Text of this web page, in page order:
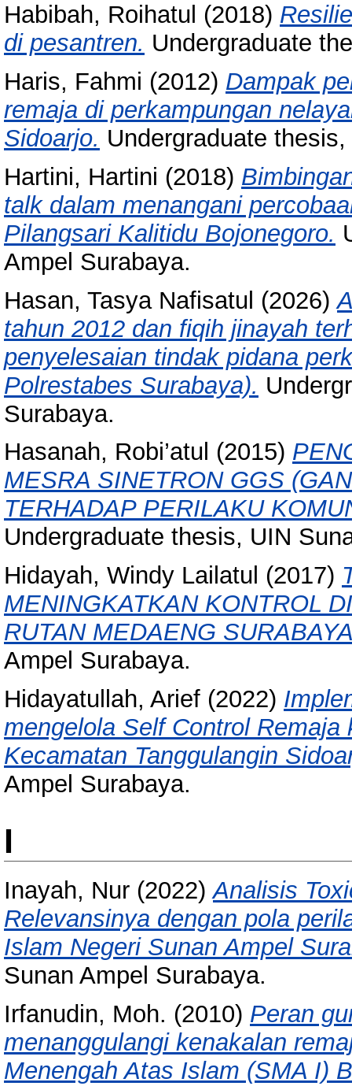
Habibah, Roihatul (2018)
di pesantren. Undergraduate
Haris, Fahmi (2012) Dampak
remaja di perkampungan
Sidoarjo. Undergraduate
Hartini, Hartini (2018)
talk dalam menangani
Pilangsari Kalitidu Bojonegoro.
Ampel Surabaya.
Hasan, Tasya Nafisatul (2026)
tahun 2012 dan fiqih jinayah
penyelesaian tindak pidana
Polrestabes Surabaya).
Surabaya.
Hasanah, Robi’atul (2015)
MESRA SINETRON GGS
TERHADAP PERILAKU
Undergraduate thesis, UIN
Hidayah, Windy Lailatul (2017)
MENINGKATKAN KONTROL
RUTAN MEDAENG
Ampel Surabaya.
Hidayatullah, Arief (2022)
mengelola Self Control
Kecamatan Tanggulangin
Ampel Surabaya.
I
Inayah, Nur (2022)Analisis
Relevansinya dengan pola
Islam Negeri Sunan Ampel
Sunan Ampel Surabaya.
Irfanudin, Moh. (2010) Peran
menanggulangi kenakalan
Menengah Atas Islam (SMA I)